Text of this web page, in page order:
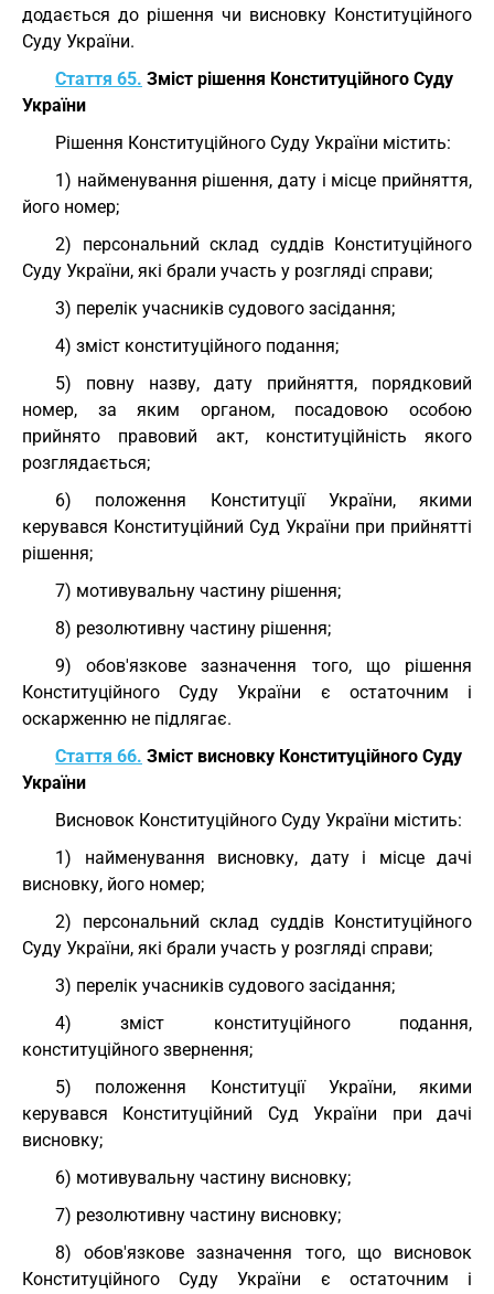
додається до рішення чи висновку Конституційного
Суду України.
Стаття 65. Зміст рішення Конституційного Суду
України
Рішення Конституційного Суду України містить:
1) найменування рішення, дату і місце прийняття,
його номер;
2) персональний склад суддів Конституційного
Суду України, які брали участь у розгляді справи;
3) перелік учасників судового засідання;
4) зміст конституційного подання;
5) повну назву, дату прийняття, порядковий
номер, за яким органом, посадовою особою
прийнято правовий акт, конституційність якого
розглядається;
6) положення Конституції України, якими
керувався Конституційний Суд України при прийнятті
рішення;
7) мотивувальну частину рішення;
8) резолютивну частину рішення;
9) обов'язкове зазначення того, що рішення
Конституційного Суду України є остаточним і
оскарженню не підлягає.
Стаття 66. Зміст висновку Конституційного Суду
України
Висновок Конституційного Суду України містить:
1) найменування висновку, дату і місце дачі
висновку, його номер;
2) персональний склад суддів Конституційного
Суду України, які брали участь у розгляді справи;
3) перелік учасників судового засідання;
4) зміст конституційного подання,
конституційного звернення;
5) положення Конституції України, якими
керувався Конституційний Суд України при дачі
висновку;
6) мотивувальну частину висновку;
7) резолютивну частину висновку;
8) обов'язкове зазначення того, що висновок
Конституційного Суду України є остаточним і